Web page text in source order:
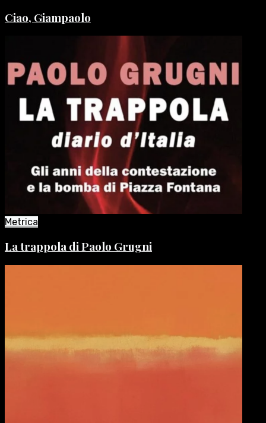
Ciao, Giampaolo
Metrica
La trappola di Paolo Grugni